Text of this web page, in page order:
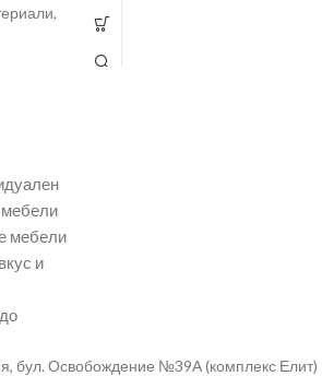
– зиг-
мебели
мебели
и
бул. Освобождение №39А (комплекс Елит)